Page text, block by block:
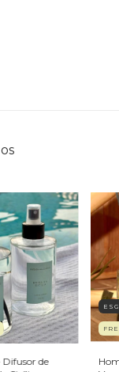
Difusor de